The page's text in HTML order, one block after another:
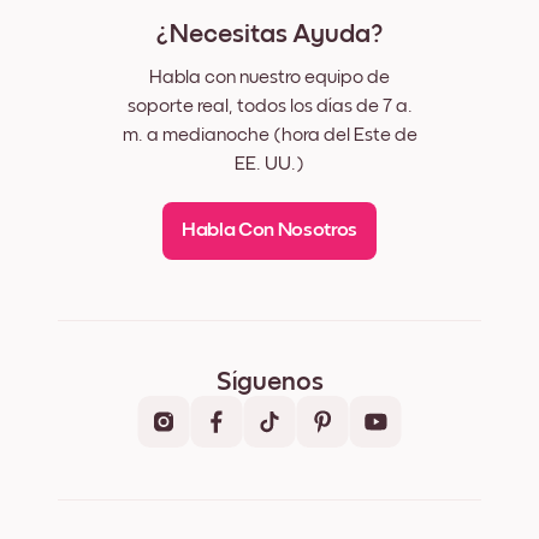
¿Necesitas Ayuda?
Habla con nuestro equipo de
soporte real, todos los días de 7 a.
m. a medianoche (hora del Este de
EE. UU.)
Habla Con Nosotros
Síguenos